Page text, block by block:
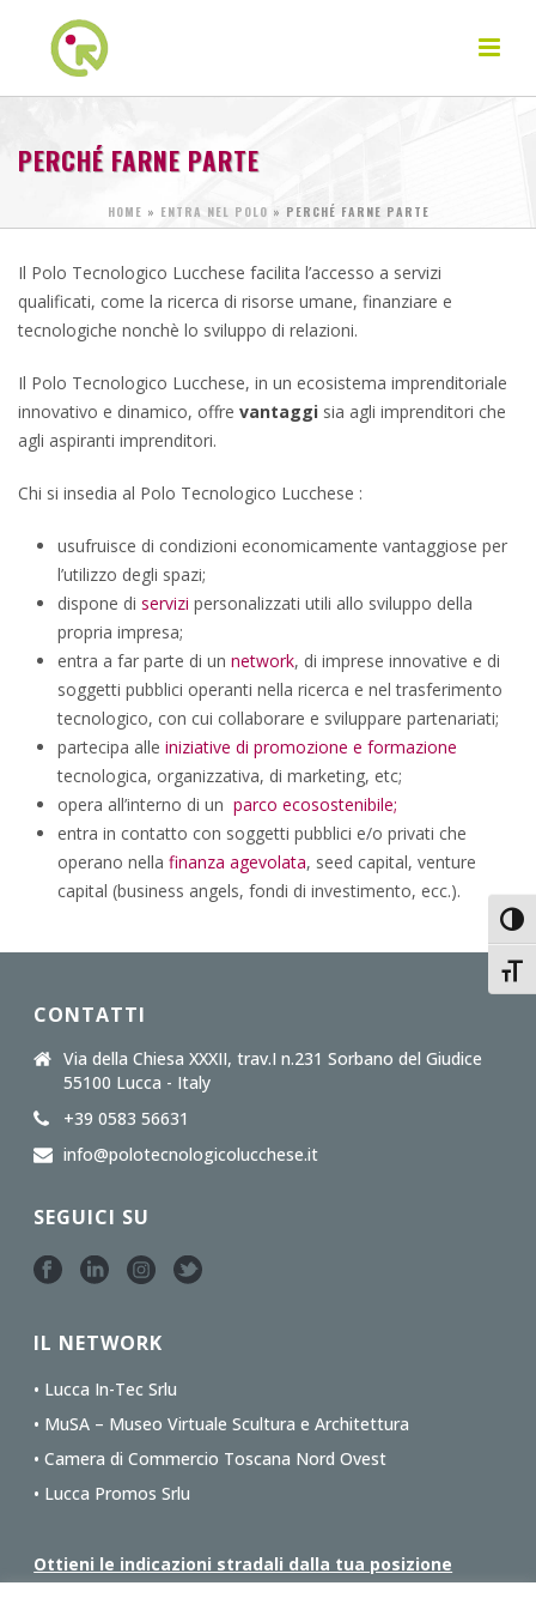
PERCHÉ FARNE PARTE
HOME » ENTRA NEL POLO » PERCHÉ FARNE PARTE
Il Polo Tecnologico Lucchese facilita l’accesso a servizi
qualificati, come la ricerca di risorse umane, finanziare e
tecnologiche nonchè lo sviluppo di relazioni.
Il Polo Tecnologico Lucchese, in un ecosistema imprenditoriale
innovativo e dinamico, offre vantaggi sia agli imprenditori che
agli aspiranti imprenditori.
Chi si insedia al Polo Tecnologico Lucchese :
usufruisce di condizioni economicamente vantaggiose per
l’utilizzo degli spazi;
dispone di servizi personalizzati utili allo sviluppo della
propria impresa;
entra a far parte di un network, di imprese innovative e di
soggetti pubblici operanti nella ricerca e nel trasferimento
tecnologico, con cui collaborare e sviluppare partenariati;
partecipa alle iniziative di promozione e formazione
tecnologica, organizzativa, di marketing, etc;
opera all’interno di un parco ecosostenibile;
entra in contatto con soggetti pubblici e/o privati che
operano nella finanza agevolata, seed capital, venture
capital (business angels, fondi di investimento, ecc.).
CONTATTI
Via della Chiesa XXXII, trav.I n.231 Sorbano del Giudice
55100 Lucca - Italy
+39 0583 56631
info@polotecnologicolucchese.it
SEGUICI SU
IL NETWORK
• Lucca In-Tec Srlu
• MuSA – Museo Virtuale Scultura e Architettura
• Camera di Commercio Toscana Nord Ovest
• Lucca Promos Srlu
Ottieni le indicazioni stradali dalla tua posizione